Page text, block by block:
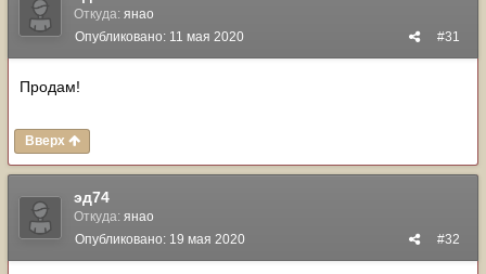
Откуда: янао
#31
Опубликовано: 11 мая 2020
Продам!
Вверх
эд74
Откуда: янао
#32
Опубликовано: 19 мая 2020